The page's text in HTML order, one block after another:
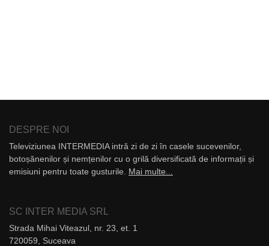
DESPRE NOI
Televiziunea INTERMEDIA intră zi de zi în casele sucevenilor,
botoșănenilor și nemțenilor cu o grilă diversificată de informații și
emisiuni pentru toate gusturile. Mai multe...
SC INTER MEDIA SRL
Strada Mihai Viteazul, nr. 23, et. 1
720059, Suceava